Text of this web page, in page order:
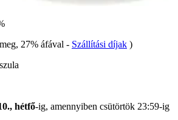
, 27% áfával - Szállítási díjak )
hétfő-ig, amennyiben csütörtök 23:59-ig